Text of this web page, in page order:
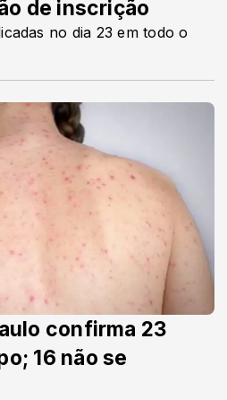
de inscrição
no dia 23 em todo o
confirma 23
16 não se